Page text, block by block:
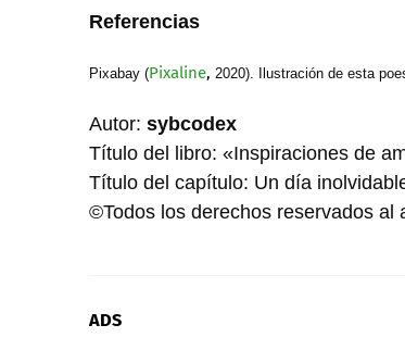
Referencias
Pixabay (Pixaline, 2020). Ilustración de esta
Autor: sybcodex
Título del libro: «Inspiraciones de
Título del capítulo: Un día
©Todos los derechos reservados al
ADS